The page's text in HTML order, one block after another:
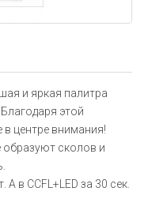
и яркая палитра
этой
центре внимания!
образуют сколов и
в CCFL+LED за 30 сек.